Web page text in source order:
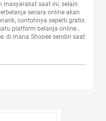
masyarakat saat ini, selain
secara online akan
contohnya seperti gratis
platform belanja online
di mana Shopee sendiri saat